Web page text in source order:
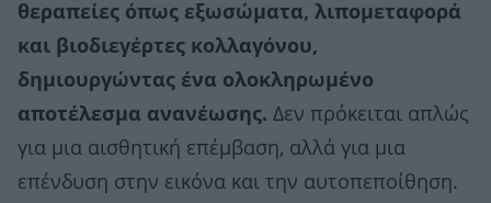
θεραπείες όπως εξωσώματα, λιπομεταφορά
και βιοδιεγέρτες κολλαγόνου,
δημιουργώντας ένα ολοκληρωμένο
αποτέλεσμα ανανέωσης. Δεν πρόκειται απλώς
για μια αισθητική επέμβαση, αλλά για μια
επένδυση στην εικόνα και την αυτοπεποίθηση.